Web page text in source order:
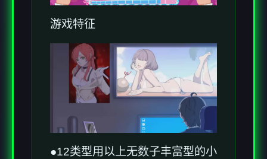
游戏特征
●12类型用以上无数子丰富型的小